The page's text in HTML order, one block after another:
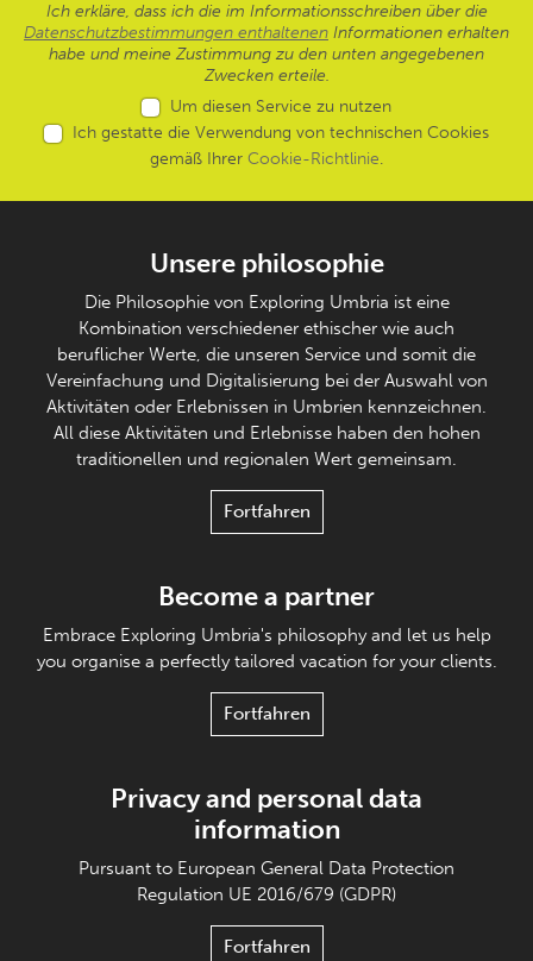
Ich erkläre, dass ich die im Informationsschreiben über die
Datenschutzbestimmungen enthaltenen Informationen erhalten
habe und meine Zustimmung zu den unten angegebenen
Zwecken erteile.
Um diesen Service zu nutzen
Ich gestatte die Verwendung von technischen Cookies
gemäß Ihrer Cookie-Richtlinie.
Unsere philosophie
Die Philosophie von Exploring Umbria ist eine
Kombination verschiedener ethischer wie auch
beruflicher Werte, die unseren Service und somit die
Vereinfachung und Digitalisierung bei der Auswahl von
Aktivitäten oder Erlebnissen in Umbrien kennzeichnen.
All diese Aktivitäten und Erlebnisse haben den hohen
traditionellen und regionalen Wert gemeinsam.
Fortfahren
Become a partner
Embrace Exploring Umbria's philosophy and let us help
you organise a perfectly tailored vacation for your clients.
Fortfahren
Privacy and personal data
information
Pursuant to European General Data Protection
Regulation UE 2016/679 (GDPR)
Fortfahren